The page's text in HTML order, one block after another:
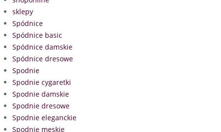
sklepy
Spódnice
Spódnice basic
Spódnice damskie
Spódnice dresowe
Spodnie
Spodnie cygaretki
Spodnie damskie
Spodnie dresowe
Spodnie eleganckie
Spodnie męskie